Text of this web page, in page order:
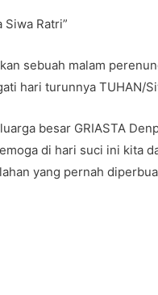
e
gr
a
ar
e
Siwa Ratri”
sebuah malam
hari turunnya TUHAN/
besar GRIASTA
di hari suci ini kita
yang pernah